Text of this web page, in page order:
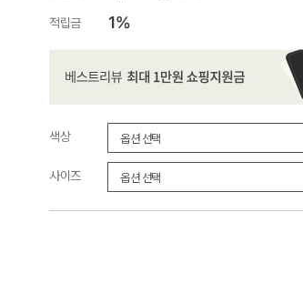
적립금 1%
색상
사이즈